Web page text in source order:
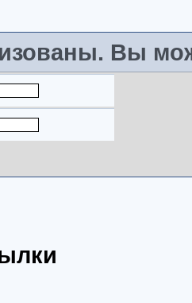
Вы